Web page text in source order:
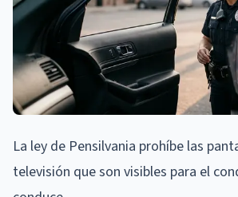
La ley de Pensilvania prohíbe las
televisión que son visibles para el